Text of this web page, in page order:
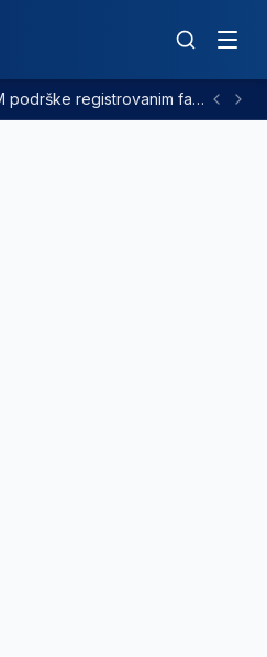
ZDK odobrio 2,38 miliona KM podrške registrovanim farmama goveda